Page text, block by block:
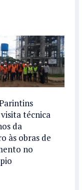
técnica
da
às obras de
no